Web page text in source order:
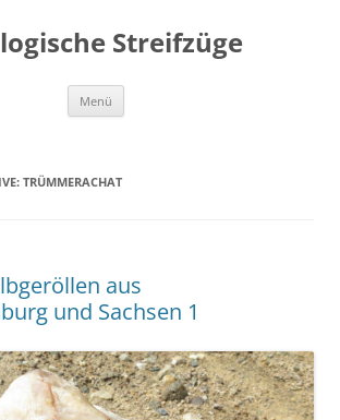
Streifzüge
Menü
TRÜMMERACHAT
aus
und Sachsen 1